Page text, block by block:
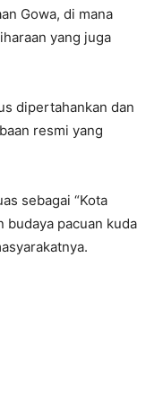
Gowa, di mana
yang juga
dipertahankan dan
resmi yang
sebagai “Kota
budaya pacuan kuda